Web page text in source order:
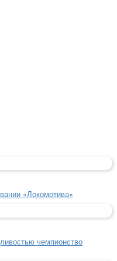
«Локомотива»
чемпионство